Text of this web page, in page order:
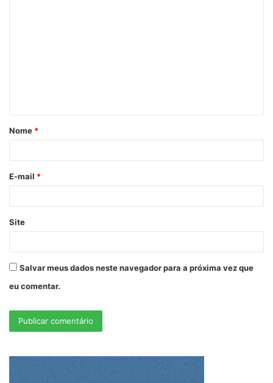
Nome *
E-mail *
Site
Salvar meus dados neste navegador para a próxima vez que
eu comentar.